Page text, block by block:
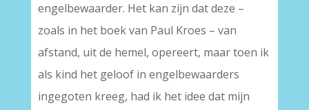
engelbewaarder. Het kan zijn dat deze –
zoals in het boek van Paul Kroes – van
afstand, uit de hemel, opereert, maar toen ik
als kind het geloof in engelbewaarders
ingegoten kreeg, had ik het idee dat mijn